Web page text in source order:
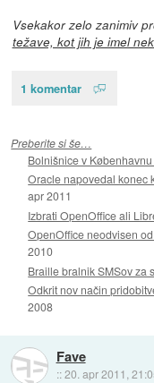
Vsekakor zelo zanimiv
težave, kot jih je imel
1 komentar
Preberite si še…
Bolnišnice v
Oracle napovedal konec
apr 2011
Izbrati OpenOffice ali
OpenOffice neodvisen
2010
Braille bralnik SMSov za
Odkrit nov način
2008
Fave
::20. apr 2011,